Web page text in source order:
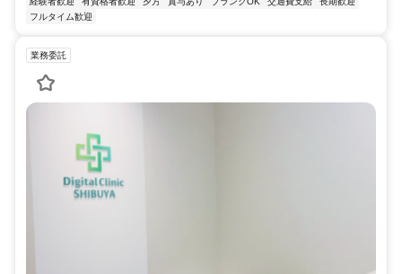
フルタイム歓迎
業務委託